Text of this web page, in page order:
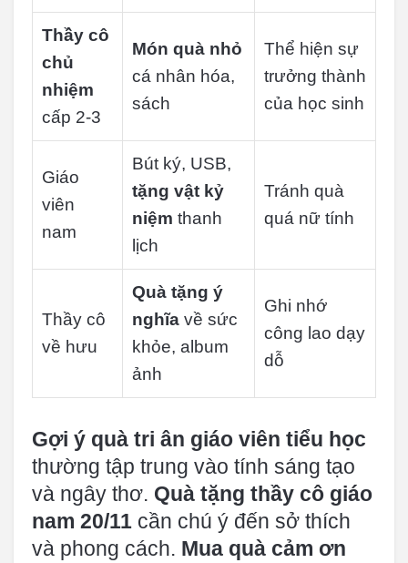
Thầy cô
chủ
nhiệm
cấp 2-3
Món quà nhỏ
cá nhân hóa,
sách
Thể hiện sự
trưởng thành
của học sinh
Giáo
viên
nam
Bút ký, USB,
tặng vật kỷ
niệm thanh
lịch
Tránh quà
quá nữ tính
Thầy cô
về hưu
Quà tặng ý
nghĩa về sức
khỏe, album
ảnh
Ghi nhớ
công lao dạy
dỗ
Gợi ý quà tri ân giáo viên tiểu học
thường tập trung vào tính sáng tạo
và ngây thơ. Quà tặng thầy cô giáo
nam 20/11 cần chú ý đến sở thích
và phong cách. Mua quà cảm ơn